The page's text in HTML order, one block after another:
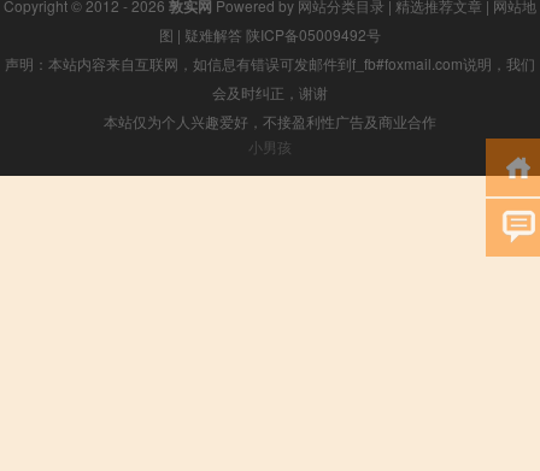
Copyright © 2012 - 2026 敦实网 Powered by 网站分类目录 | 精选推荐文章 | 网站地
图 | 疑难解答 陕ICP备05009492号
声明：本站内容来自互联网，如信息有错误可发邮件到f_fb#foxmail.com说明，我们
会及时纠正，谢谢
本站仅为个人兴趣爱好，不接盈利性广告及商业合作
小男孩